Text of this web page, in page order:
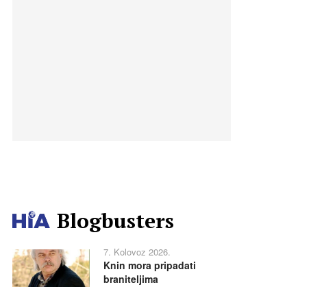
Blogbusters
7. Kolovoz 2026.
Knin mora pripadati
braniteljima